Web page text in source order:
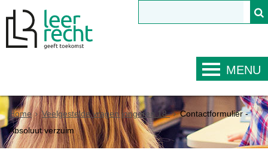
MENU
Home Veelgestelde vragen jongeren 18-
Contactformulier -
Absoluut verzuim